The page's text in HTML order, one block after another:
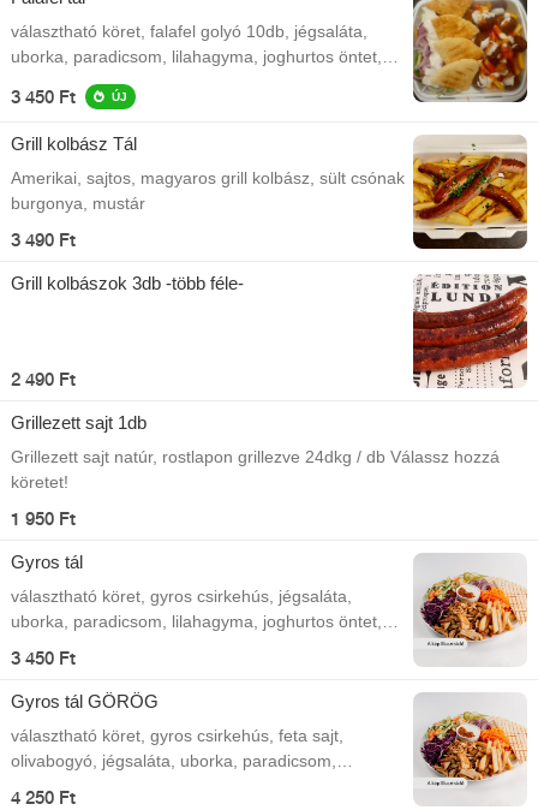
választható köret, falafel golyó 10db, jégsaláta,
uborka, paradicsom, lilahagyma, joghurtos öntet,
3 450 Ft ÚJ
Grill kolbász Tál
Amerikai, sajtos, magyaros grill kolbász, sült csónak
burgonya, mustár
3 490 Ft
Grill kolbászok 3db -több féle-
2 490 Ft
Grillezett sajt 1db
Grillezett sajt natúr, rostlapon grillezve 24dkg / db Válassz hozzá
köretet!
1 950 Ft
Gyros tál
választható köret, gyros csirkehús, jégsaláta,
uborka, paradicsom, lilahagyma, joghurtos öntet,
pita
3 450 Ft
Gyros tál GÖRÖG
választható köret, gyros csirkehús, feta sajt,
olivabogyó, jégsaláta, uborka, paradicsom,
lilahagyma, joghurtos öntet, pita
4 250 Ft